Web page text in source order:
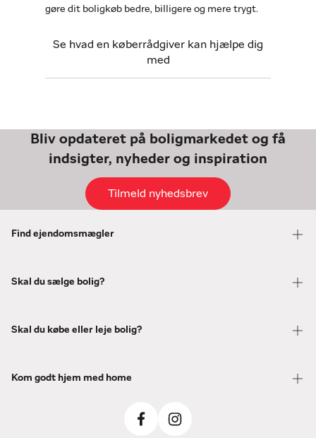
gøre dit boligkøb bedre, billigere og mere trygt.
Se hvad en køberrådgiver kan hjælpe dig
med
Bliv opdateret på boligmarkedet og få
indsigter, nyheder og inspiration
Tilmeld nyhedsbrev
Find ejendomsmægler
Skal du sælge bolig?
Skal du købe eller leje bolig?
Kom godt hjem med home